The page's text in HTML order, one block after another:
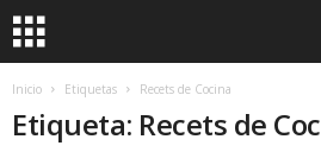
Inicio Etiquetas Recets de Cocina
Etiqueta: Recets de